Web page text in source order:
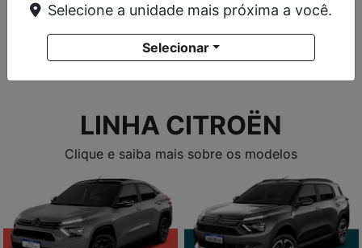
SERVIÇOS
Aqui você encontra serviços de qualidade que irão
manter seu carro sempre novo.
Selecione a unidade mais próxima a você.
Selecionar